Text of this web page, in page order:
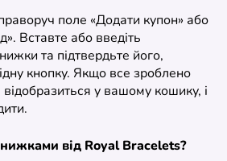
поле «Додати купон» або
Вставте або введіть
та підтвердьте його,
кнопку. Якщо все зроблено
у вашому кошику, і
від Royal Bracelets?